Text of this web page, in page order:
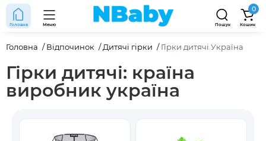
Головна Меню Пошук
0
Кошик
Головна Відпочинок Дитячі гірки Гірки дитячі Україна
Гірки дитячі: країна
виробник україна